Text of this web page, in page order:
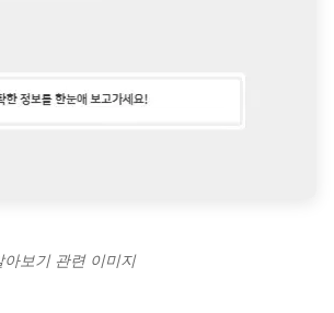
보기 관련 이미지